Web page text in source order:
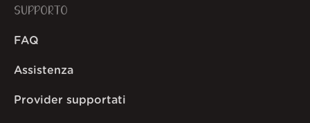
SUPPORTO
FAQ
Assistenza
Provider supportati